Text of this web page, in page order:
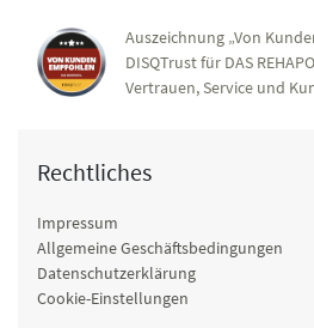
Auszeichnung „Von
DISQTrust für DAS
Vertrauen, Service und
Rechtliches
Impressum
Allgemeine Geschäftsbedingungen
Datenschutzerklärung
Cookie-Einstellungen